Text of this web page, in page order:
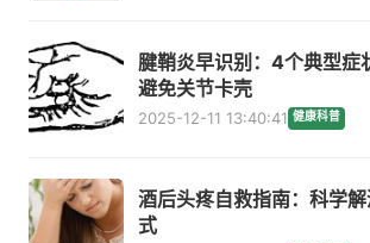
腱鞘炎早识别：4个典型症
避免关节卡壳
2025-12-11 13:40:41 健康科普
酒后头疼自救指南：科学
式